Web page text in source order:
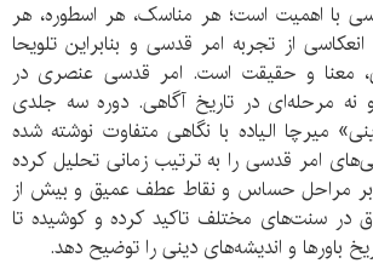
با اهمیت است؛ هر مناسک، هر اسطوره، هر
از تجربه امر قدسی و بنابراین تلویحا
معنا و حقیقت است. امر قدسی عنصری در
نه مرحله‌ای در تاریخ آگاهی. دوره سه جلدی
میرچا الیاده با نگاهی متفاوت نوشته شده
امر قدسی را به ترتیب زمانی تحلیل کرده
مراحل حساس و نقاط عطف عمیق و بیش از
در سنت‌های مختلف تاکید کرده و کوشیده تا
باورها و اندیشه‌های دینی را توضیح دهد.